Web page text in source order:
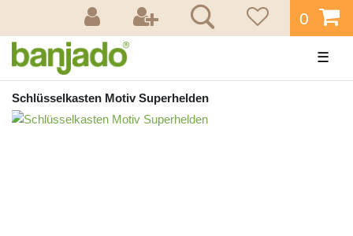
0
☰
Schlüsselkasten Motiv Superhelden